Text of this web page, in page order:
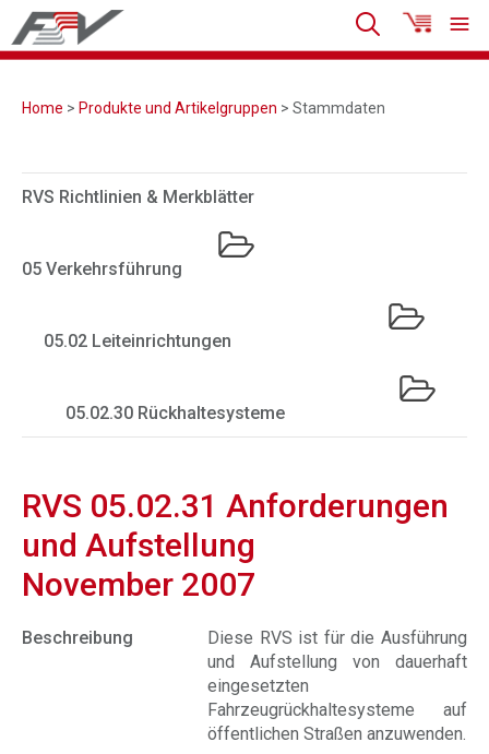
Home > Produkte und Artikelgruppen > Stammdaten
RVS Richtlinien & Merkblätter
05 Verkehrsführung
05.02 Leiteinrichtungen
05.02.30 Rückhaltesysteme
RVS 05.02.31 Anforderungen
und Aufstellung
November 2007
Beschreibung
Diese RVS ist für die Ausführung
und Aufstellung von dauerhaft
eingesetzten
Fahrzeugrückhaltesysteme auf
öffentlichen Straßen anzuwenden.